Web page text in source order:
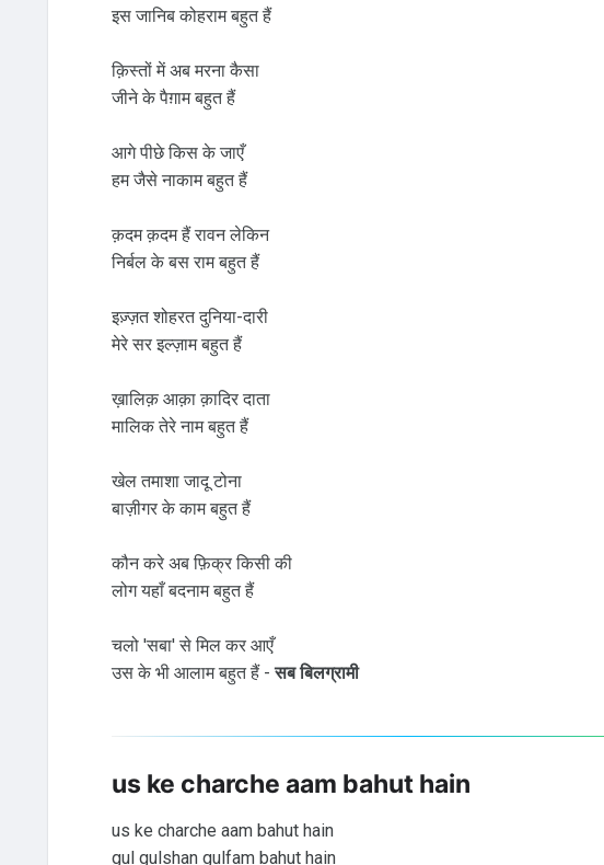
इस जानिब कोहराम बहुत हैं
क़िस्तों में अब मरना कैसा
जीने के पैग़ाम बहुत हैं
आगे पीछे किस के जाएँ
हम जैसे नाकाम बहुत हैं
क़दम क़दम हैं रावन लेकिन
निर्बल के बस राम बहुत हैं
इज़्ज़त शोहरत दुनिया-दारी
मेरे सर इल्ज़ाम बहुत हैं
ख़ालिक़ आक़ा क़ादिर दाता
मालिक तेरे नाम बहुत हैं
खेल तमाशा जादू टोना
बाज़ीगर के काम बहुत हैं
कौन करे अब फ़िक्र किसी की
लोग यहाँ बदनाम बहुत हैं
चलो 'सबा' से मिल कर आएँ
उस के भी आलाम बहुत हैं -सब बिलग्रामी
us ke charche aam bahut hain
us ke charche aam bahut hain
gul gulshan gulfam bahut hain